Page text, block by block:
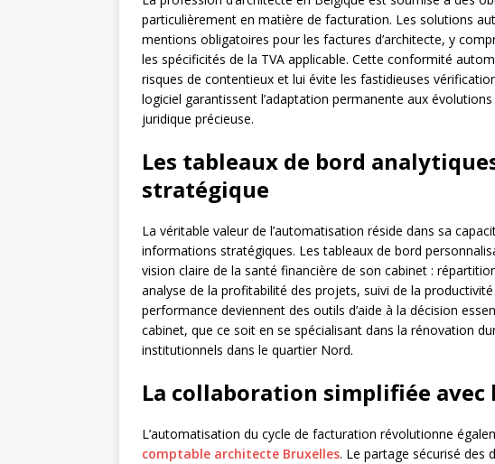
particulièrement en matière de facturation. Les solutions
mentions obligatoires pour les factures d’architecte, y
les spécificités de la TVA applicable. Cette conformité
risques de contentieux et lui évite les fastidieuses
logiciel garantissent l’adaptation permanente aux
juridique précieuse.
Les tableaux de bord
stratégique
La véritable valeur de l’automatisation réside dans sa
informations stratégiques. Les tableaux de bord
vision claire de la santé financière de son cabinet :
analyse de la profitabilité des projets, suivi de la
performance deviennent des outils d’aide à la décision
cabinet, que ce soit en se spécialisant dans la rénovation
institutionnels dans le quartier Nord.
La collaboration simplifiée avec
L’automatisation du cycle de facturation révolutionne
comptable architecte Bruxelles. Le partage sécurisé des